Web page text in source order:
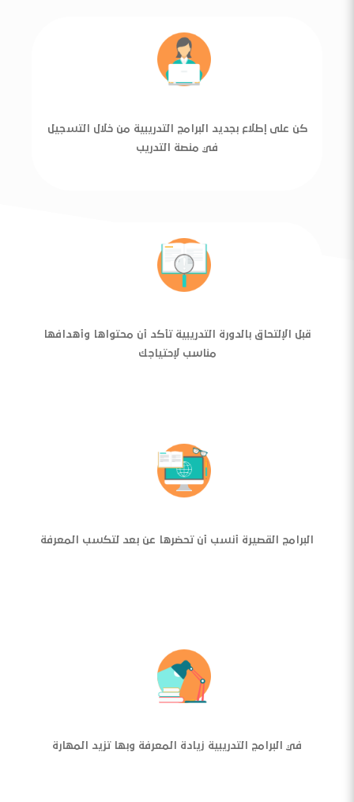
كن على إطلاع بجديد البرامج التدريبية من خلال التسجيل
في منصة التدريب
قبل الإلتحاق بالدورة التدريبية تأكد أن محتواها وأهدافها
مناسب لإحتياجك
البرامج القصيرة أنسب أن تحضرها عن بعد لتكسب المعرفة
في البرامج التدريبية زيادة المعرفة وبها تزيد المهارة